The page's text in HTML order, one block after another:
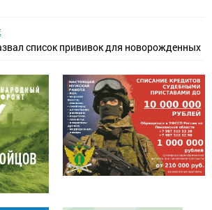
список прививок для новорожденных